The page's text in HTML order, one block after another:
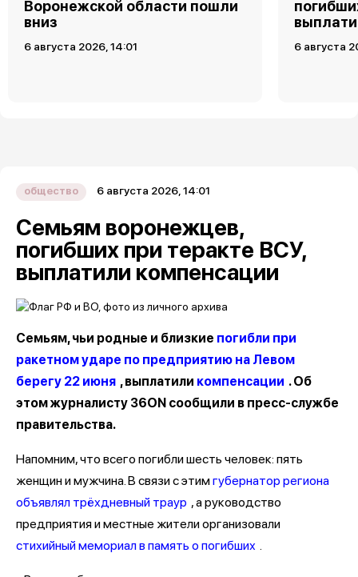
Воронежской области пошли
вниз
6 августа 2026, 14:01 6 августа
общество 6 августа 2026, 14:01
Семьям воронежцев,
погибших при теракте ВСУ,
выплатили компенсации
Семьям, чьи родные и близкие погибли при
ракетном ударе по предприятию на Левом
берегу 22 июня , выплатили компенсации . Об
этом журналисту 36ON сообщили в пресс-службе
правительства.
Напомним, что всего погибли шесть человек: пять
женщин и мужчина. В связи с этимгубернатор региона
объявлял трёхдневный траур , а руководство
предприятия и местные жители организовали
стихийный мемориал в память о погибших